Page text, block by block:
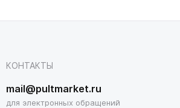
КОНТАКТЫ
mail@pultmarket.ru
для электронных обращений